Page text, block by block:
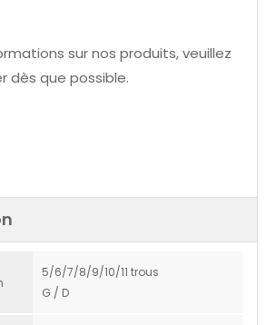
sur nos produits, veuillez
dès que possible.
5/6/7/8/9/10/11 trous
G / D